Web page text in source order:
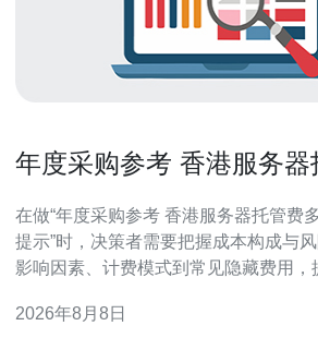
年度采购参考 香港服务器
在做“年度采购参考 香港服务器托管费
提示”时，决策者需要把握成本构成与
影响因素、计费模式到常见隐藏费用，
选择。 香港服务器托管成本构成概述 托管费用并非单
2026年8月8日